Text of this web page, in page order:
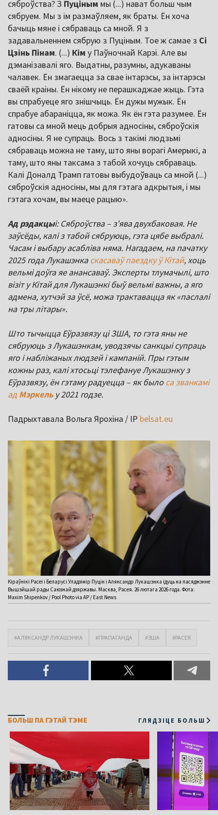
сяброўства? З Пуціным мы (...) нават больш чым
сябруем. Мы з ім размаўляем, як браты. Ён хоча
бачыць мяне і сябраваць са мной. Я з
задавальненнем сябрую з Пуціным. Тое ж самае з Сі
Цзінь Пінам. (...) Кім у Паўночнай Карэі. Але вы
дэманізавалі яго. Выдатны, разумны, адукаваны
чалавек. Ён змагаецца за свае інтарэсы, за інтарэсы
сваёй краіны. Ён нікому не перашкаджае жыць. Гэта
вы спрабуеце яго знішчыць. Ён дужы мужык. Ён
спрабуе абараніцца, як можа. Як ён гэта разумее. Ён
гатовы са мной мець добрыя адносіны, сяброўскія
адносіны. Я не супраць. Вось з такімі людзьмі
сябраваць можна не таму, што яны ворагі Амерыкі, а
таму, што яны таксама з табой хочуць сябраваць.
Калі Доналд Трамп гатовы выбудоўваць са мной (...)
сяброўскія адносіны, мы для гэтага адкрытыя, і мы
гэтага хочам, вы маеце рацыю».
Ад рэдакцыі: Сяброўства – з'ява двухбаковая. Не
заўсёды, калі з табой сябруюць, гэта цябе выбралі.
Часам і выбару асабліва няма. Нагадаем, на пачатку
2025 года Лукашэнкаскасаваў паездку ў Кітай, хоць
вельмі доўга яе анансаваў. Эксперты тлумачылі, што
візіт у Кітай для Лукашэнкі быў вельмі важны, а яго
адмена, хутчэй за ўсё, можа трактавацца як «паслалі
на тры літары».
Што тычыцца Еўразвязу ці ЗША, то гэта яны не
сябруюць з Лукашэнкам, уводзячы санкцыі супраць
яго і набліжаных людзей і кампаній. Пры гэтым
кожны раз, калі хтосьці тэлефануе Лукашэнку з
Еўразвязу, ён гэтаму радуецца – як былоса званкамі
ад Мэркельу 2021 годзе.
Падрыхтавала Вольга Ярохіна / ІР belsat.eu
Кіраўнікі Расеі і Беларусі Уладзімір Пуцін і Аляксандр Лукашэнка ідуць на пасяджэнне
Вышэйшай рады Саюзнай дзяржавы. Масква, Расея. 26 лютага 2026 года. Фота:
Maxim Shipenkov / Pool Photo via AP / East News
#АЛЯКСАНДР ЛУКАШЭНКА #ПРАПАГАНДА #ЗША #РАСЕЯ
БОЛЬШ ПА ГЭТАЙ ТЭМЕ ГЛЯДЗІЦЕ БОЛЬШ